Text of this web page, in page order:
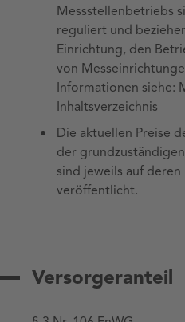
Messstellenbetriebs
reguliert und
Einrichtung, den
von
Informationen siehe:
Inhaltsverzeichnis
Die aktuellen Preise
der
sind jeweils auf
veröffentlicht.
Versorgeranteil